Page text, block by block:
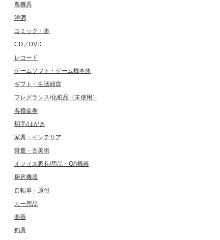
農機具
洋酒
コミック・本
CD／DVD
レコード
ゲームソフト・ゲーム機本体
ギフト・生活雑貨
フレグランス/化粧品（未使用）
各種金券
切手/はがき
家具・インテリア
骨董・古美術
オフィス家具/用品・OA機器
厨房機器
自転車・原付
カー用品
楽器
釣具